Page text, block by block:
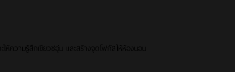
ความรู้สึกเขียวชอุ่ม และสร้างจุดโฟกัสให้ห้องนอน